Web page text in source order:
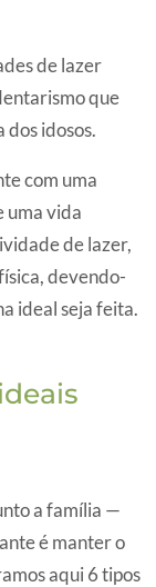
de lazer
que
dos idosos.
com uma
uma vida
de lazer,
devendo-
ideal seja feita.
a família —
é manter o
aqui 6 tipos